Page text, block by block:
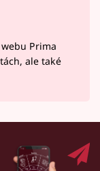
Prima
ale také